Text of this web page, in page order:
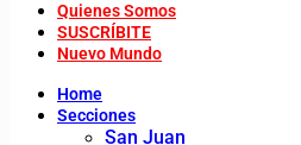
Quienes Somos
SUSCRÍBITE
Nuevo Mundo
Home
Secciones
San Juan